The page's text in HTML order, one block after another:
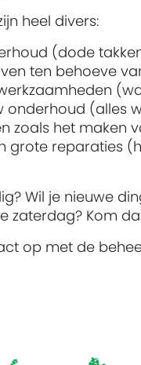
heel divers:
(dode
ten behoeve
onderhoud (alles
zoals het maken
grote reparaties
Wil je nieuwe
zaterdag? Kom
op met de